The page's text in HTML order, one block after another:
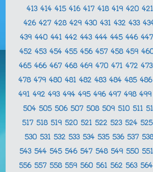
413 414 415 416 417 418 419 420 421
426 427 428 429 430 431 432 433
439 440 441 442 443 444 445 446 447
452 453 454 455 456 457 458 459
465 466 467 468 469 470 471 472 473
478 479 480 481 482 483 484 485 486
491 492 493 494 495 496 497 498 499
504 505 506 507 508 509 510 511
517 518 519 520 521 522 523 524 525
530 531 532 533 534 535 536 537
543 544 545 546 547 548 549 550 551
556 557 558 559 560 561 562 563 564